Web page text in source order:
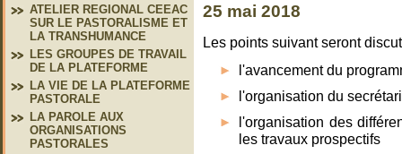
ATELIER REGIONAL CEEAC
SUR LE PASTORALISME ET
LA TRANSHUMANCE
LES GROUPES DE TRAVAIL
DE LA PLATEFORME
LA VIE DE LA PLATEFORME
PASTORALE
LA PAROLE AUX
ORGANISATIONS
PASTORALES
25 mai 2018
Les points suivant seront
l'avancement du
l'organisation du
l'organisation des
les travaux prospectifs